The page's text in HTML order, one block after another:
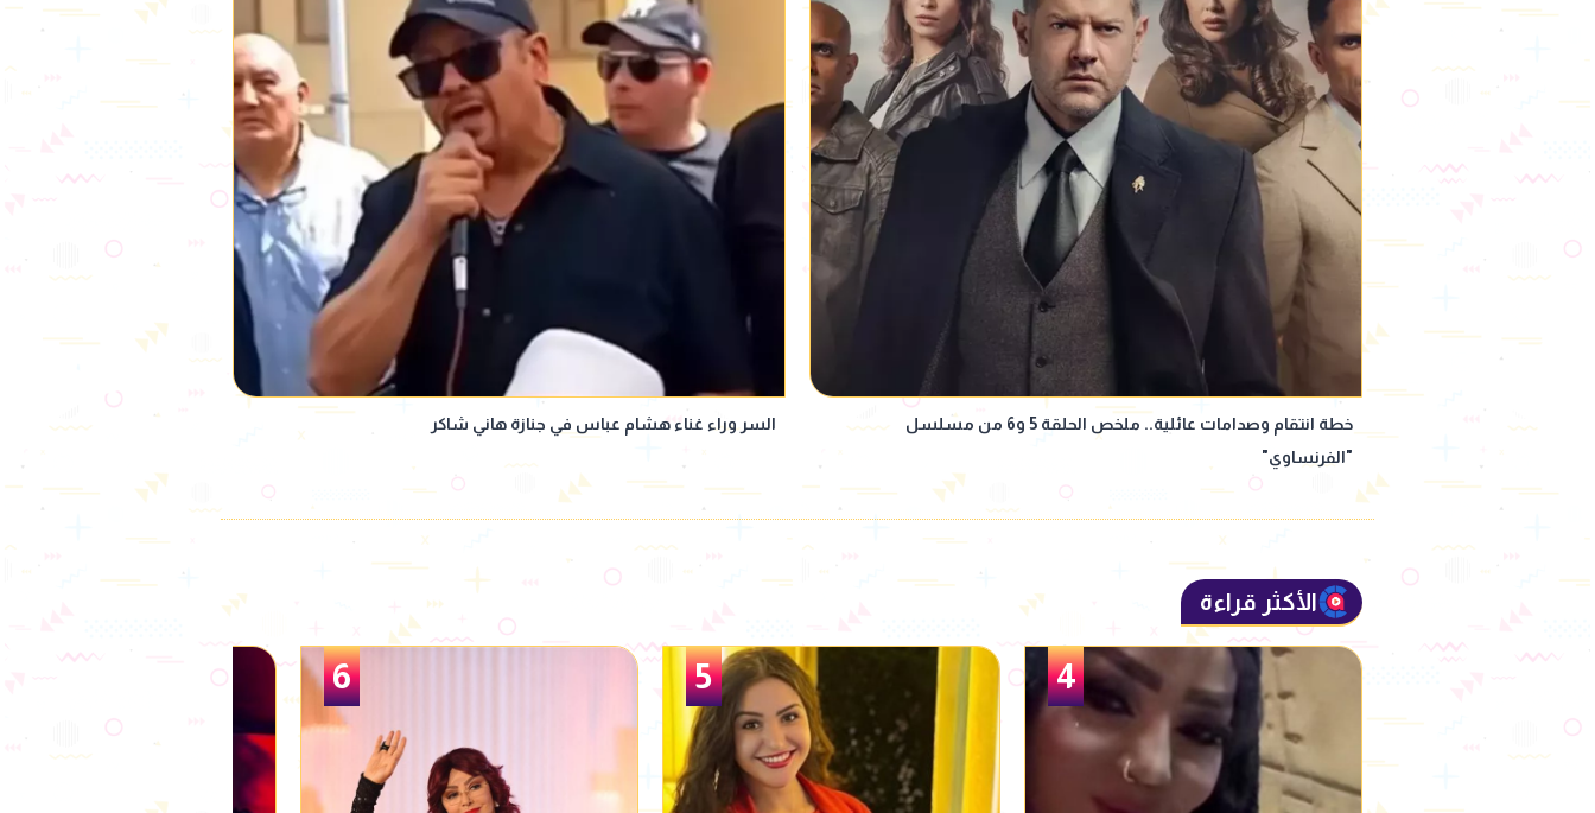
خطة انتقام وصدامات عائلية.. ملخص الحلقة 5 و6 من مسلسل
"الفرنساوي"
السر وراء غناء هشام عباس في جنازة هاني شاكر
الأكثر قراءة
5
6
1